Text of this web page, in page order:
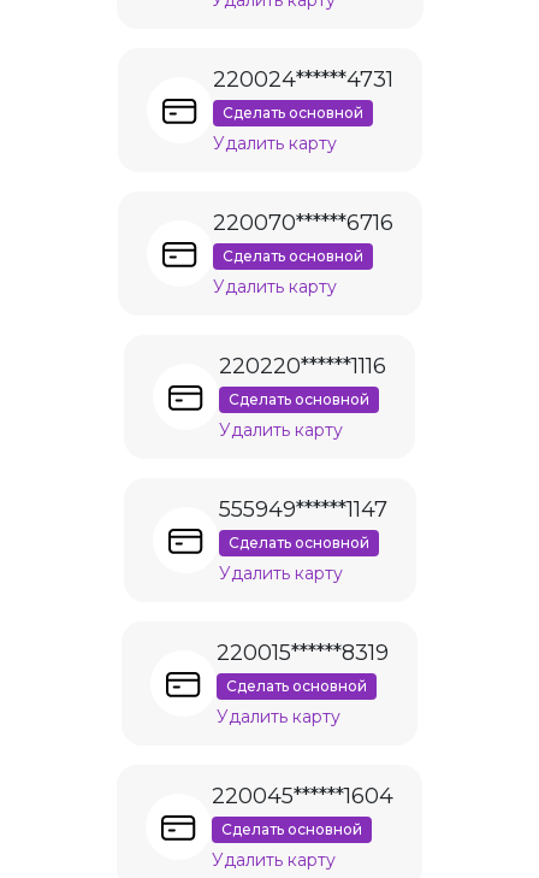
220024******4731
Сделать основной
Удалить карту
220070******6716
Сделать основной
Удалить карту
220220******1116
Сделать основной
Удалить карту
555949******1147
Сделать основной
Удалить карту
220015******8319
Сделать основной
Удалить карту
220045******1604
Сделать основной
Удалить карту